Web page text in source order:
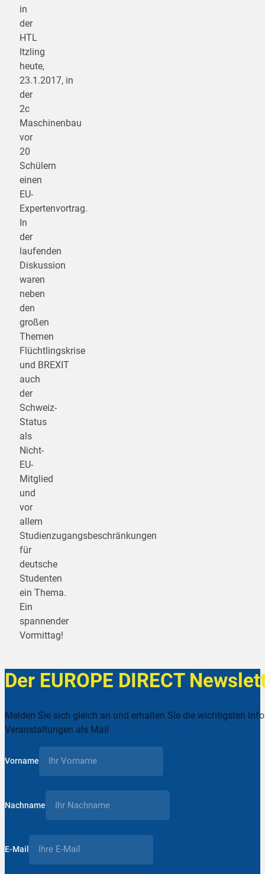
in
der
HTL
Itzling
heute,
23.1.2017, in
der
2c
Maschinenbau
vor
20
Schülern
einen
EU-
Expertenvortrag.
In
der
laufenden
Diskussion
waren
neben
den
großen
Themen
Flüchtlingskrise
und BREXIT
auch
der
Schweiz-
Status
als
Nicht-
EU-
Mitglied
und
vor
allem
Studienzugangsbeschränkungen
für
deutsche
Studenten
ein Thema.
Ein
spannender
Vormittag!
Der EUROPE DIRECT
Melden Sie sich gleich an und erhalten Sie die wichtigsten
Veranstaltungen als Mail
Vorname
Nachname
E-Mail